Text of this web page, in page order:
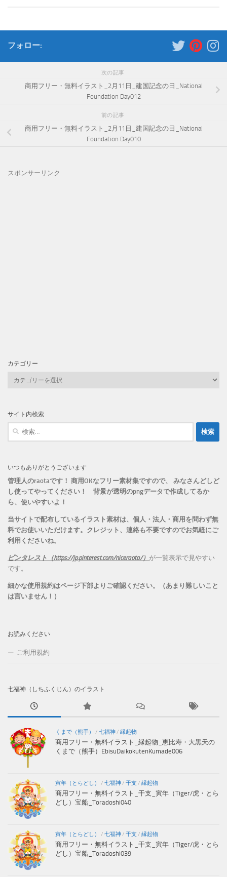
フォロー:
次の記事
商用フリー・無料イラスト_2月11日_建国記念の日_National
Foundation Day012
前の記事
商用フリー・無料イラスト_2月11日_建国記念の日_National
Foundation Day010
スポンサーリンク
カテゴリー
ー
サイト内検索
いつもありがとうございます
管理人のraotaです！ 商用OKなフリー素材集ですので、 みなさんどしど
し使ってやってください！ 背景が透明のpngデータで作成してるか
ら、 使いやすいよ！
当サイトで配布しているイラスト素材は、個人・法人・商用を問わず無
料でお使いいただけます。 クレジット、連絡も不要ですのでお気軽にご
利用くださいね。
ピンタレスト（https://jp.pinterest.com/niceraota/） が一覧表示で見やすい
です。
細かな使用規約はページ下部よりご確認ください。（あまり難しいこと
は言いません！）
お読みください
ご利用規約
七福神（しちふくじん）のイラスト
くまで（熊手） / 七福神/ 縁起物
商用フリー・無料イラスト_縁起物_恵比寿・大黒天の
くまで（熊手）EbisuDaikokutenKumade006
寅年（とらどし） / 七福神/ 干支 / 縁起物
商用フリー・無料イラスト_干支_寅年（Tiger/虎・とら
どし）宝船_Toradoshi040
寅年（とらどし） / 七福神/ 干支 / 縁起物
商用フリー・無料イラスト_干支_寅年（Tiger/虎・とら
どし）宝船_Toradoshi039